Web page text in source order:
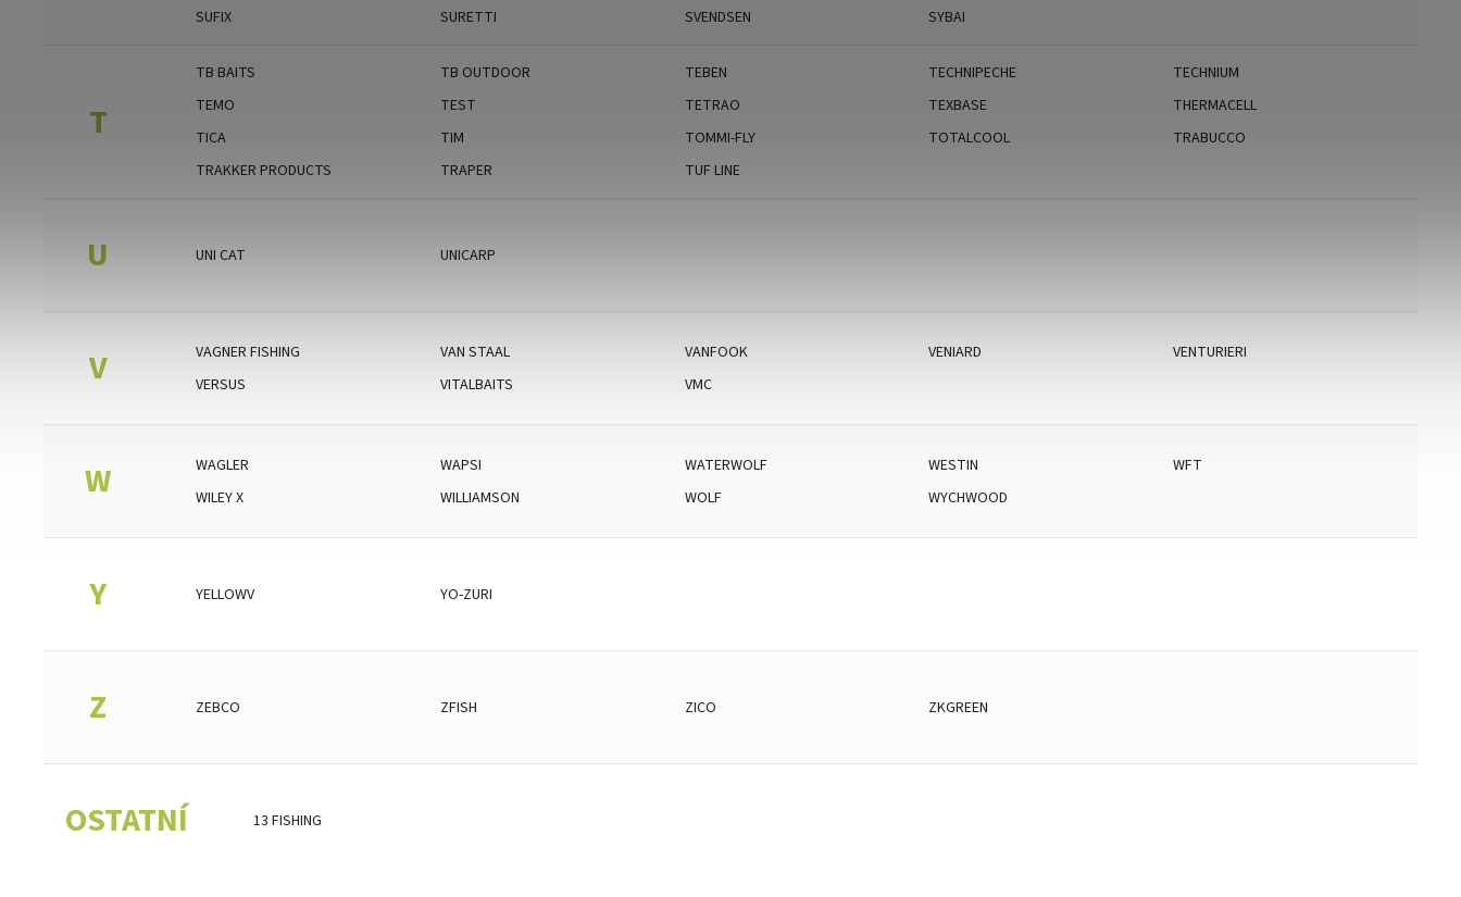
SUFIX
SURETTI SVENDSEN SYBAI
T
TB BAITS TB OUTDOOR TEBEN TECHNIPECHE
TECHNIUM
TEMO
TEST TETRAO TEXBASE
THERMACELL
TICA
TIM TOMMI-FLY TOTALCOOL
TRABUCCO
TRAKKER PRODUCTS
TRAPER TUF LINE
U UNI CAT UNICARP
V VAGNER FISHING VAN STAAL VANFOOK VENIARD
VENTURIERI
VERSUS
VITALBAITS VMC
W WAGLER WAPSI WATERWOLF WESTIN
WFT
WILEY X
WILLIAMSON WOLF WYCHWOOD
Y YELLOWV YO-ZURI
Z ZEBCO ZFISH ZICO ZKGREEN
OSTATNÍ 13 FISHING